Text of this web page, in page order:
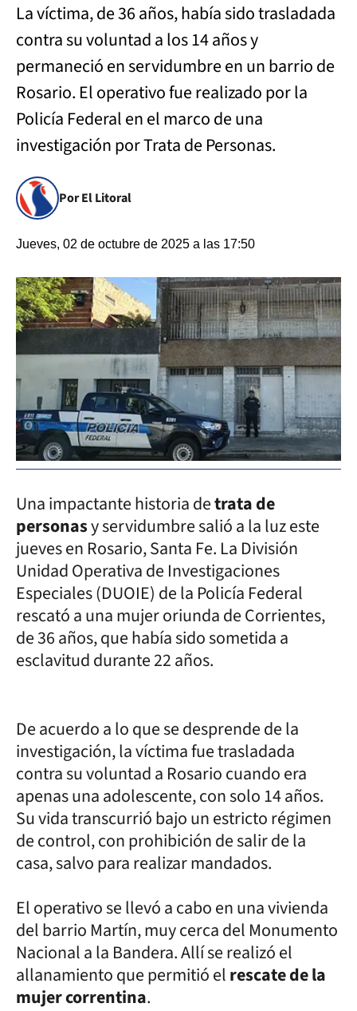
La víctima, de 36 años, había sido trasladada
contra su voluntad a los 14 años y
permaneció en servidumbre en un barrio de
Rosario. El operativo fue realizado por la
Policía Federal en el marco de una
investigación por Trata de Personas.
Por El Litoral
Jueves, 02 de octubre de 2025 a las 17:50
Una impactante historia detrata de
personasy servidumbre salió a la luz este
jueves en Rosario, Santa Fe. La División
Unidad Operativa de Investigaciones
Especiales (DUOIE) de la Policía Federal
rescató a una mujer oriunda de Corrientes,
de 36 años, que había sido sometida a
esclavitud durante 22 años.
De acuerdo a lo que se desprende de la
investigación, la víctima fue trasladada
contra su voluntad a Rosario cuando era
apenas una adolescente, con solo 14 años.
Su vida transcurrió bajo un estricto régimen
de control, con prohibición de salir de la
casa, salvo para realizar mandados.
El operativo se llevó a cabo en una vivienda
del barrio Martín, muy cerca del Monumento
Nacional a la Bandera. Allí se realizó el
allanamiento que permitió elrescate de la
mujer correntina.